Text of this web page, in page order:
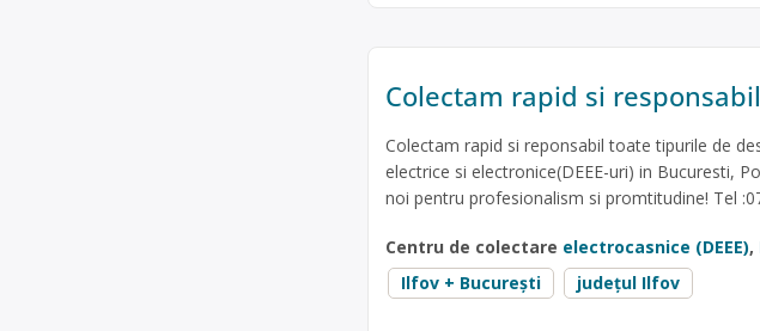
Colectam rapid si
Colectam rapid si reponsabil toate tipurile de
electrice si electronice(DEEE-uri) in Bucuresti,
noi pentru profesionalism si promtitudine! Tel
Centru de colectare electrocasnice (DEEE),
Ilfov + București
județul Ilfov